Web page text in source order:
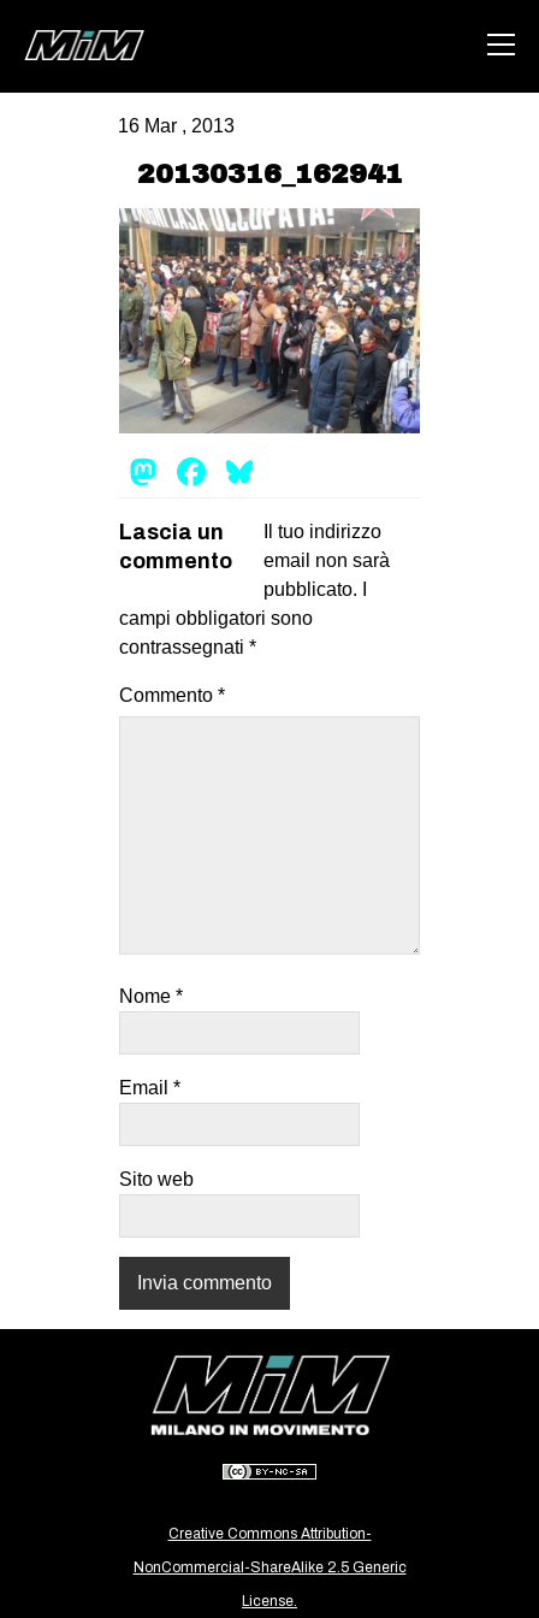
ABOUT
AREA
DEGENERAZIONE
GAZA FREESTYLE
CSOA LAMBRETTA
MSM
STUDENTI TSUNAMI
MILANO
MOBILITAZIONI
SPAZI
REPRESSIONE
STUDENTI
CULTURE
ARTE
RECENSIONI
INTERNAZIONALE
AFRICA
AMERICHE
ESTREMO ORIENTE
MEDIO ORIENTE
MONDO
16 Mar , 2013
20130316_162941
Mastodon
Facebook
Lascia un
commento
Il tuo indirizzo
email non sarà
pubblicato.
campi obbligatori sono
contrassegnati *
Commento *
Nome *
Email *
Sito web
Creative Commons Attribution-
NonCommercial-ShareAlike 2.5 Generic
License.